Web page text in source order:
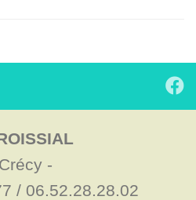
-
/ 06.52.28.28.02